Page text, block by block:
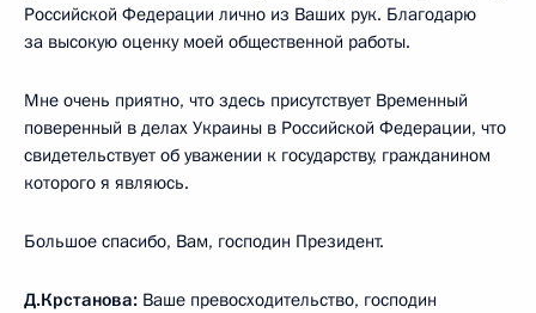
Российской Федерации лично из Ваших рук. Благодарю
за высокую оценку моей общественной работы.
Мне очень приятно, что здесь присутствует Временный
поверенный в делах Украины в Российской Федерации, что
свидетельствует об уважении к государству, гражданином
которого я являюсь.
Большое спасибо, Вам, господин Президент.
Д.Крстанова: Ваше превосходительство, господин